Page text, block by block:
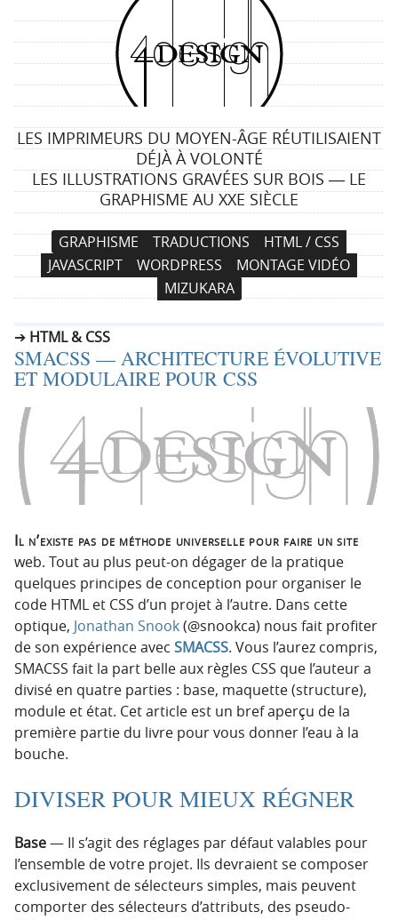
4
d
e
s
i
g
n
LES IMPRIMEURS DU MOYEN-ÂGE RÉUTILISAIENT
DÉJÀ À VOLONTÉ
LES ILLUSTRATIONS GRAVÉES SUR BOIS ― LE
GRAPHISME AU XXE SIÈCLE
N
a
v
i
a
t
i
n
r
c
i
p
a
l
e
A
l
l
e
a
u
c
n
e
n
GRAPHISME TRADUCTIONS
HTML / CSS
JAVASCRIPT
WORDPRESS
MONTAGE VIDÉO
MIZUKARA
HTML & CSS
SMACSS — ARCHITECTURE ÉVOLUTIVE
ET MODULAIRE POUR CSS
Il n’existe pas de méthode universelle pour faire un site
web. Tout au plus peut-on dégager de la pratique
quelques principes de conception pour organiser le
code HTML et CSS d’un projet à l’autre. Dans cette
optique, Jonathan Snook(@snookca) nous fait profiter
de son expérience avec SMACSS. Vous l’aurez compris,
SMACSS fait la part belle aux règles CSS que l’auteur a
divisé en quatre parties : base, maquette (structure),
module et état. Cet article est un bref aperçu de la
première partie du livre pour vous donner l’eau à la
bouche.
DIVISER POUR MIEUX RÉGNER
Base— Il s’agit des réglages par défaut valables pour
l’ensemble de votre projet. Ils devraient se composer
exclusivement de sélecteurs simples, mais peuvent
comporter des sélecteurs d’attributs, des pseudo-